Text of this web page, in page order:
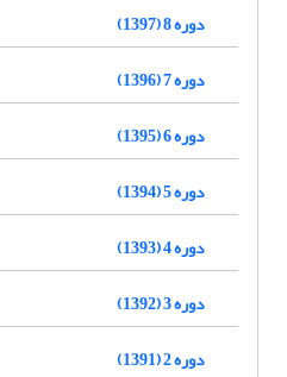
دوره 8 (1397)
دوره 7 (1396)
دوره 6 (1395)
دوره 5 (1394)
دوره 4 (1393)
دوره 3 (1392)
دوره 2 (1391)